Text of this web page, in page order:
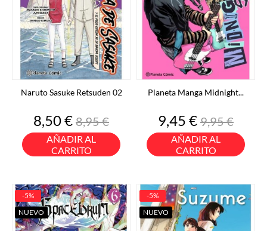
Naruto Sasuke Retsuden 02
Precio
8,50 €Precio
base
8,95 €
AÑADIR AL
CARRITO
Planeta Manga Midnight...
Precio
9,45 €Precio
base
9,95 €
AÑADIR AL
CARRITO
-5%
NUEVO
-5%
NUEVO